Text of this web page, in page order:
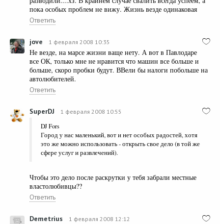
пока особых проблем не вижу. Жизнь везде одинаковая
Ответить
jove 1 февраля 2008 10:35
Не везде, на марсе жизни ваще нету. А вот в Павлодаре
все ОК, только мне не нравится что машин все больше и
больше, скоро пробки будут. ВВели бы налоги побольше на
автолюбителей.
Ответить
SuperDJ 1 февраля 2008 10:55
DJ Fors
Город у нас маленький, вот и нет особых радостей, хотя
это же можно использовать - открыть свое дело (в той же
сфере услуг и развлечений).
Чтобы это дело после раскрутки у тебя забрали местные
властолюбивцы??
Ответить
Demetrius 1 февраля 2008 12:12